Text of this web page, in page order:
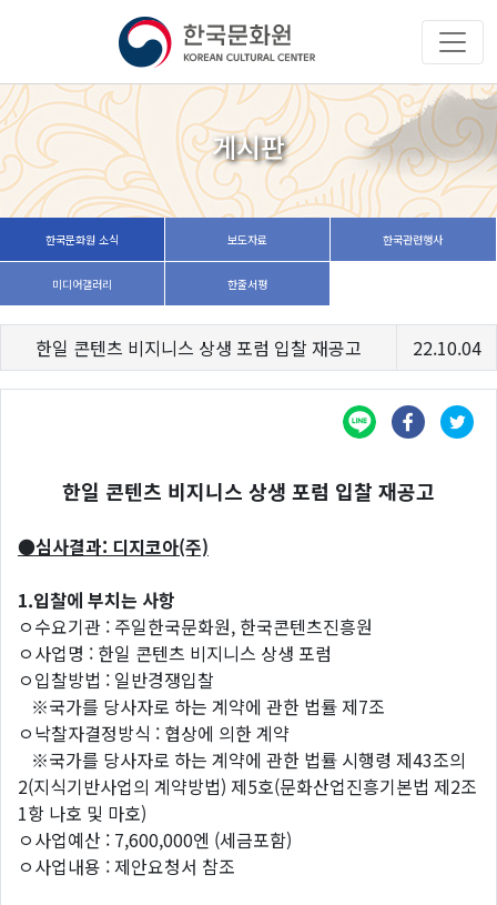
게시판
한국문화원 소식 보도자료 한국관련행사
미디어갤러리 한줄서평
한일 콘텐츠 비지니스 상생 포럼 입찰 재공고 22.10.04
한일 콘텐츠 비지니스 상생 포럼 입찰 재공고
●심사결과: 디지코아(주)
1.입찰에 부치는 사항
ㅇ수요기관 : 주일한국문화원, 한국콘텐츠진흥원
ㅇ사업명 : 한일 콘텐츠 비지니스 상생 포럼
ㅇ입찰방법 : 일반경쟁입찰
※국가를 당사자로 하는 계약에 관한 법률 제7조
ㅇ낙찰자결정방식 : 협상에 의한 계약
※국가를 당사자로 하는 계약에 관한 법률 시행령 제43조의
2(지식기반사업의 계약방법) 제5호(문화산업진흥기본법 제2조
1항 나호 및 마호)
ㅇ사업예산 : 7,600,000엔 (세금포함)
ㅇ사업내용 : 제안요청서 참조